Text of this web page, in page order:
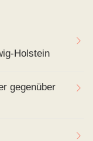
Holstein
gegenüber